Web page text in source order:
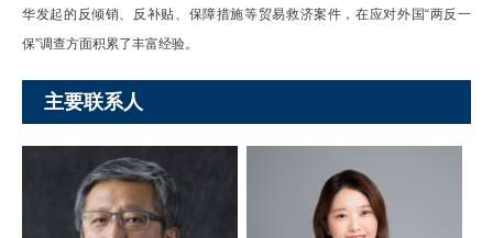
华发起的反倾销、反补贴、保障措施等贸易救济案件，在应对外国“两反一
保”调查方面积累了丰富经验。
主要联系人